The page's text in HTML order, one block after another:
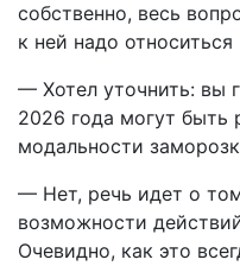
собственно, весь
к ней надо
— Хотел уточнить: вы
2026 года могут быть
модальности
— Нет, речь идет о
возможности
Очевидно, как это